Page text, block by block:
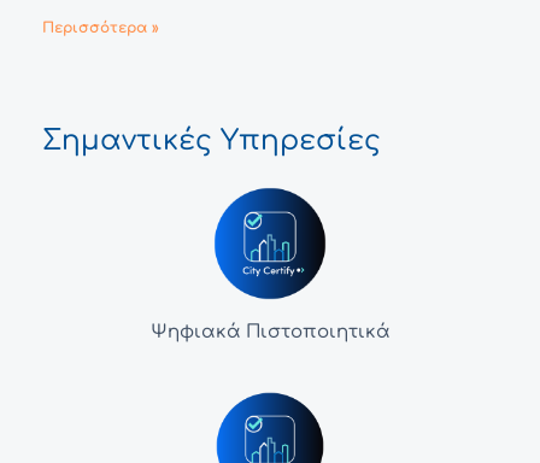
Περισσότερα »
Σημαντικές Υπηρεσίες
Ψηφιακά Πιστοποιητικά